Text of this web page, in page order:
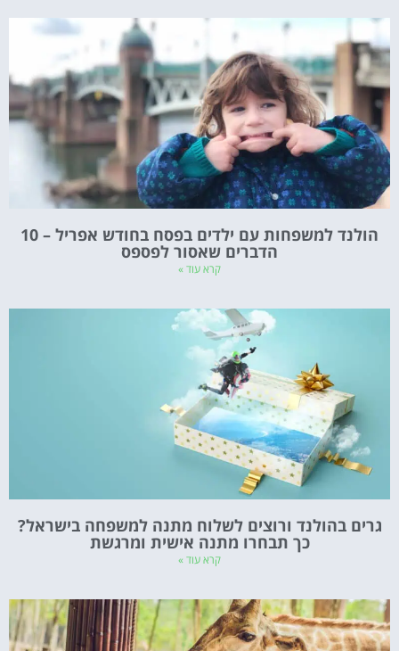
הולנד למשפחות עם ילדים בפסח בחודש אפריל – 10
הדברים שאסור לפספס
קרא עוד »
גרים בהולנד ורוצים לשלוח מתנה למשפחה בישראל?
כך תבחרו מתנה אישית ומרגשת
קרא עוד »